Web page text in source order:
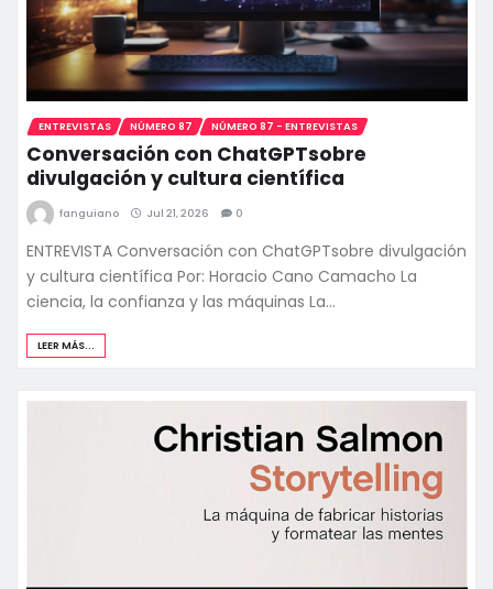
ENTREVISTAS NÚMERO 87 NÚMERO 87 - ENTREVISTAS
Conversación con ChatGPTsobre
divulgación y cultura científica
fanguiano Jul 21, 2026 0
ENTREVISTA Conversación con ChatGPTsobre divulgación
y cultura científica Por: Horacio Cano Camacho La
ciencia, la confianza y las máquinas La…
LEER MÁS...